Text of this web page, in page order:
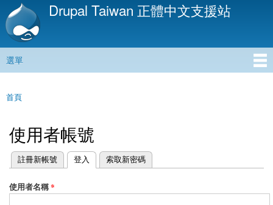
移
內
Drupal Taiwan 正體中文支援站
主選單
選單
您在這裡
首頁
使用者帳號
主要索引標籤
註冊新帳號 登入
(作用中頁籤) 索取新密碼
使用者名稱*